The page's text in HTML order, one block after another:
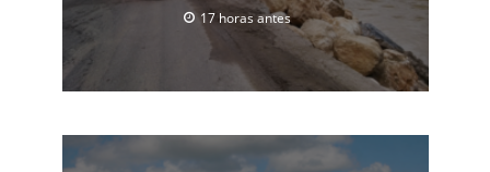
17 horas antes